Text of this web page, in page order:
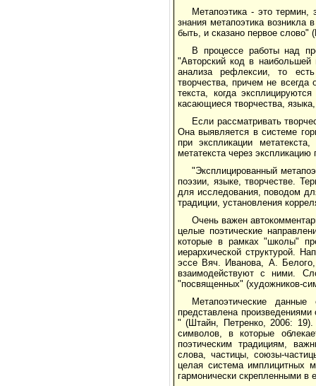
Метапоэтика - это термин,
знания метапоэтика возникла
быть, и сказано первое слово"
В процессе работы над
"Авторский код в наибольшей
анализа рефлексии, то
творчества, причем не
текста, когда
касающиеся творчества,
Если рассматривать
Она выявляется в системе
при экспликации
метатекста через экспликацию
"Эксплицированный
поэзии, языке, творчестве.
для исследования, поводом
традиции, установления
Очень важен
целые поэтические
которые в рамках "школы"
иерархической структурой.
эссе Вяч. Иванова, А.
взаимодействуют с ними.
"посвященных" (художников-
Метапоэтические данные
представлена
" (Штайн, Петренко, 2006:
символов, в которые
поэтическим традициям,
слова, частицы, союзы-
целая система имплицитных
гармонически скрепленными в